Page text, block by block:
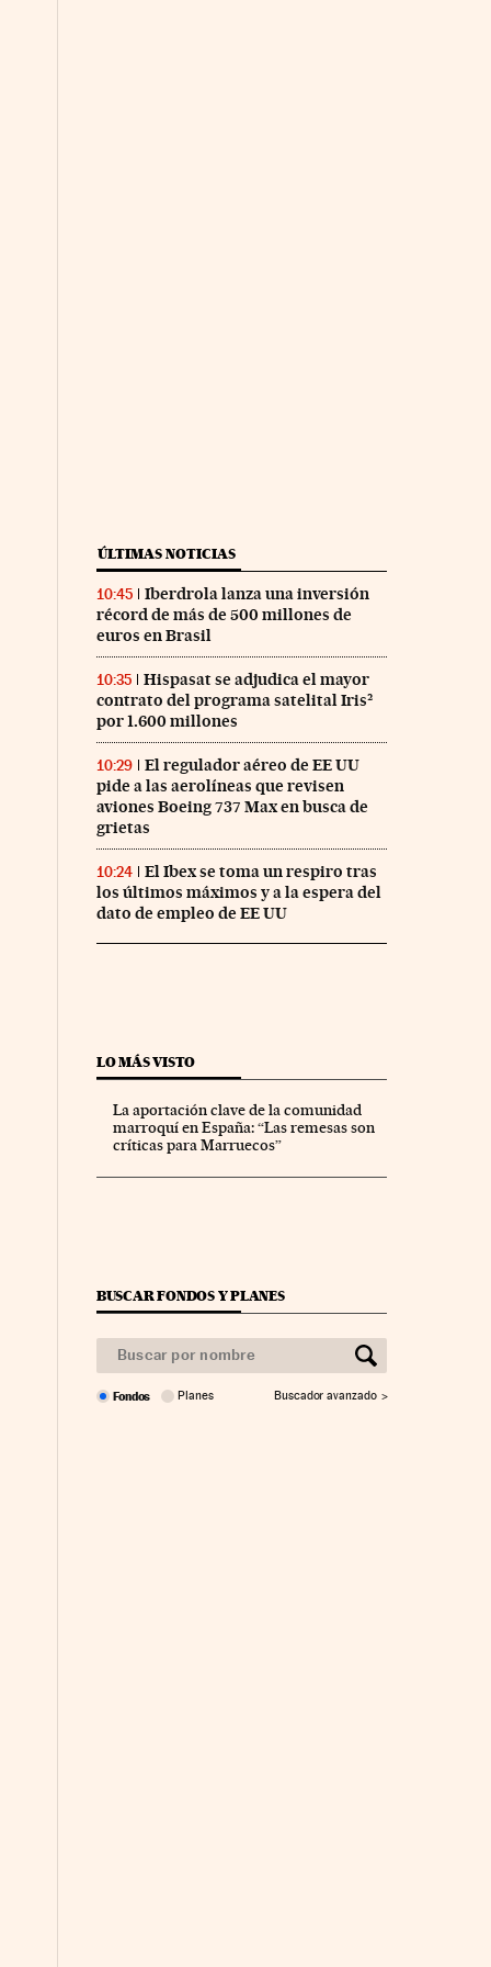
ÚLTIMAS NOTICIAS
10:45
Iberdrola lanza una inversión
récord de más de 500 millones de
euros en Brasil
10:35
Hispasat se adjudica el mayor
contrato del programa satelital Iris²
por 1.600 millones
10:29
El regulador aéreo de EE UU
pide a las aerolíneas que revisen
aviones Boeing 737 Max en busca de
grietas
10:24
El Ibex se toma un respiro tras
los últimos máximos y a la espera del
dato de empleo de EE UU
LO MÁS VISTO
La aportación clave de la comunidad
marroquí en España: “Las remesas son
críticas para Marruecos”
BUSCAR FONDOS Y PLANES
Fondos Planes Buscador avanzado